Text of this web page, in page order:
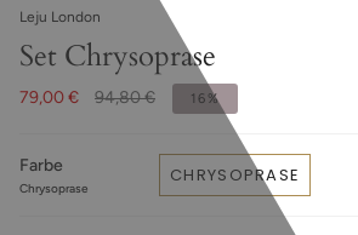
Leju London
Set Chrysoprase
79,00 € 94,80 € 16%
Farbe
Chrysoprase
CHRYSOPRASE